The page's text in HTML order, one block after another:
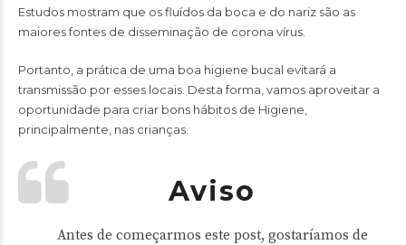
Estudos mostram que os fluídos da boca e do nariz são as
maiores fontes de disseminação de corona vírus.
Portanto, a prática de uma boa higiene bucal evitará a
transmissão por esses locais. Desta forma, vamos aproveitar a
oportunidade para criar bons hábitos de Higiene,
principalmente, nas crianças.
Aviso
Antes de começarmos este post, gostaríamos de